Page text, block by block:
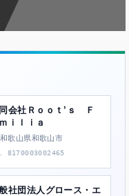
会社Ｒｏｏｔ’ｓ Ｆ
ｉｌｉａ
和歌山県和歌山市
8170003002465
社団法人グロース・エ